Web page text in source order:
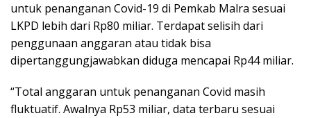
untuk penanganan Covid-19 di Pemkab Malra sesuai
LKPD lebih dari Rp80 miliar. Terdapat selisih dari
penggunaan anggaran atau tidak bisa
dipertanggungjawabkan diduga mencapai Rp44 miliar.
“Total anggaran untuk penanganan Covid masih
fluktuatif. Awalnya Rp53 miliar, data terbaru sesuai